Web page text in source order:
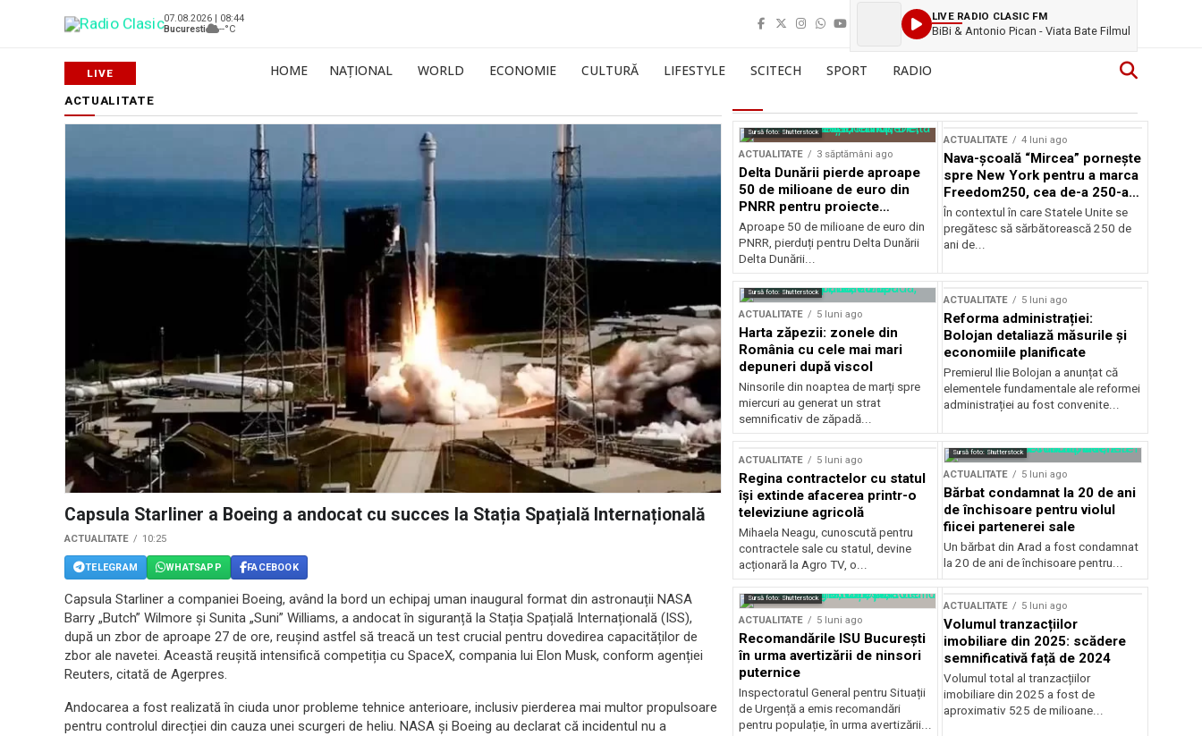
07.08.2026 | 08:44
Bucuresti
--°C
LIVE RADIO CLASIC FM
BiBi & Antonio Pican - Viata Bate Filmul
HOME NAȚIONAL WORLD ECONOMIE CULTURĂ LIFESTYLE SCITECH SPORT RADIO
ACTUALITATE
Capsula Starliner a Boeing a andocat cu succes la Stația Spațială Internațională
ACTUALITATE 10:25
TELEGRAM WHATSAPP FACEBOOK
Capsula Starliner a companiei Boeing, având la bord un echipaj uman inaugural format din astronauții NASA
Barry „Butch” Wilmore și Sunita „Suni” Williams, a andocat în siguranță la Stația Spațială Internațională (ISS),
după un zbor de aproape 27 de ore, reușind astfel să treacă un test crucial pentru dovedirea capacităților de
zbor ale navetei. Această reușită intensifică competiția cu SpaceX, compania lui Elon Musk, conform agenției
Reuters, citată de Agerpres.
Andocarea a fost realizată în ciuda unor probleme tehnice anterioare, inclusiv pierderea mai multor propulsoare
pentru controlul direcției din cauza unei scurgeri de heliu. NASA și Boeing au declarat că incidentul nu a
Sursă foto: Shutterstock
ACTUALITATE 3 săptămâni ago
Delta Dunării pierde aproape
50 de milioane de euro din
PNRR pentru proiecte
esențiale
Aproape 50 de milioane de euro din
PNRR, pierduți pentru Delta Dunării
Delta Dunării...
ACTUALITATE 4 luni ago
Nava-școală “Mircea” pornește
spre New York pentru a marca
Freedom250, cea de-a 250-a
aniversare a Statelor Unite
În contextul în care Statele Unite se
pregătesc să sărbătorească 250 de
ani de...
Sursă foto: Shutterstock
ACTUALITATE 5 luni ago
Harta zăpezii: zonele din
România cu cele mai mari
depuneri după viscol
Ninsorile din noaptea de marți spre
miercuri au generat un strat
semnificativ de zăpadă...
ACTUALITATE 5 luni ago
Reforma administrației:
Bolojan detaliază măsurile și
economiile planificate
Premierul Ilie Bolojan a anunțat că
elementele fundamentale ale reformei
administrației au fost convenite...
ACTUALITATE 5 luni ago
Regina contractelor cu statul
își extinde afacerea printr-o
televiziune agricolă
Mihaela Neagu, cunoscută pentru
contractele sale cu statul, devine
acționară la Agro TV, o...
Sursă foto: Shutterstock
ACTUALITATE 5 luni ago
Bărbat condamnat la 20 de ani
de închisoare pentru violul
fiicei partenerei sale
Un bărbat din Arad a fost condamnat
la 20 de ani de închisoare pentru...
Sursă foto: Shutterstock
ACTUALITATE 5 luni ago
Recomandările ISU București
în urma avertizării de ninsori
puternice
Inspectoratul General pentru Situații
de Urgență a emis recomandări
pentru populație, în urma avertizării...
ACTUALITATE 5 luni ago
Volumul tranzacțiilor
imobiliare din 2025: scădere
semnificativă față de 2024
Volumul total al tranzacțiilor
imobiliare din 2025 a fost de
aproximativ 525 de milioane...